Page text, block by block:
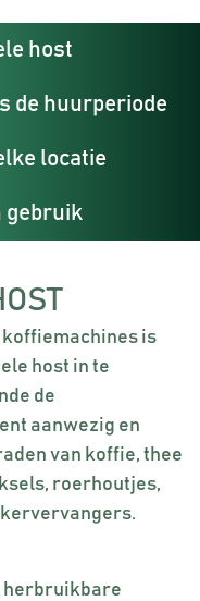
host
de huurperiode
locatie
gebruik
is
host in te
de
aanwezig en
van koffie, thee
roerhoutjes,
herbruikbare